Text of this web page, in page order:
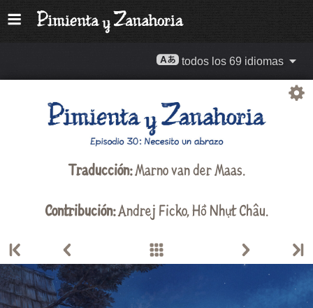
todos los 69 idiomas
Traducción:Marno van der Maas.
Contribución:Andrej Ficko,Hồ Nhựt Châu.